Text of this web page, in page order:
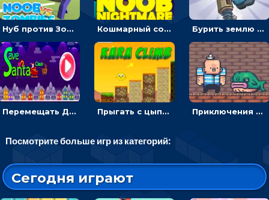
Нуб против Зомби: направлять линию на врага и бить молотом Кошмарный сон Нуба: балансируй, чтобы выжить Бурить землю с миньоном, чтобы собирать ископаемые - приключения
Перемещать Деда Мороза с оленями, чтобы стрелять по снеговикам - приключения Прыгать с цыпленком по столбикам вверх, чтобы собирать время - гиперказуальные Приключения Пиратские бомбы: собирать взрывчатку, пока не поднялась вода
Посмотрите больше игр из категорий:
Сегодня играют